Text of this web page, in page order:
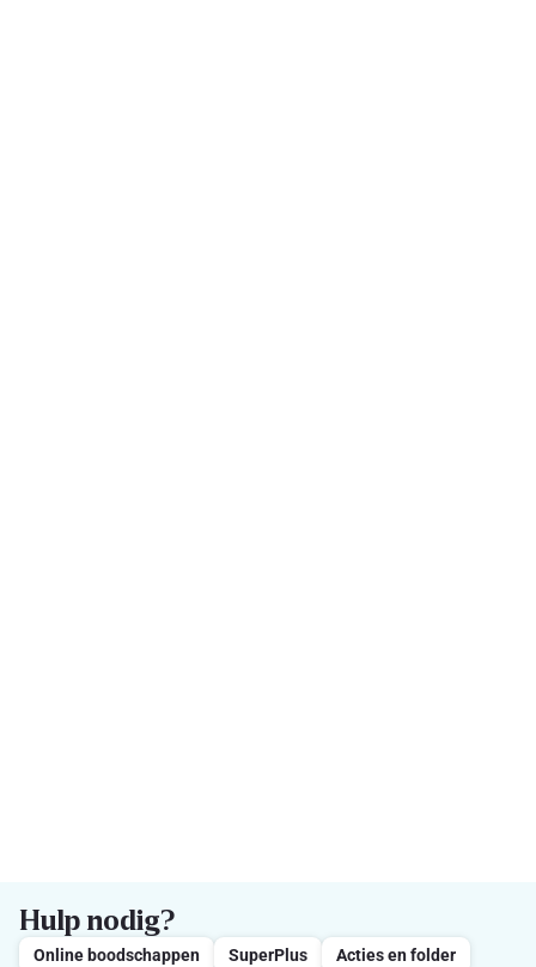
Hulp nodig?
Online boodschappen SuperPlus
Acties en folder